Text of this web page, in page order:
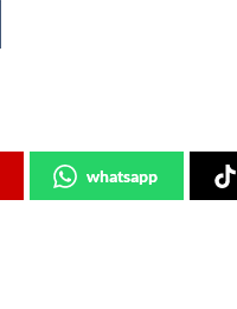
whatsapp